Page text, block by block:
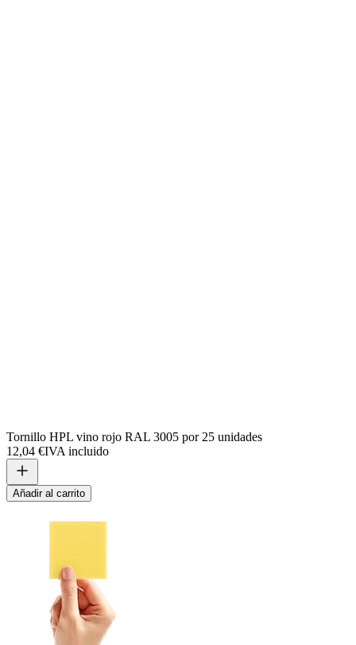
Tornillo HPL vino rojo RAL 3005 por 25 unidades
12,04 €IVA incluido
Añadir al carrito